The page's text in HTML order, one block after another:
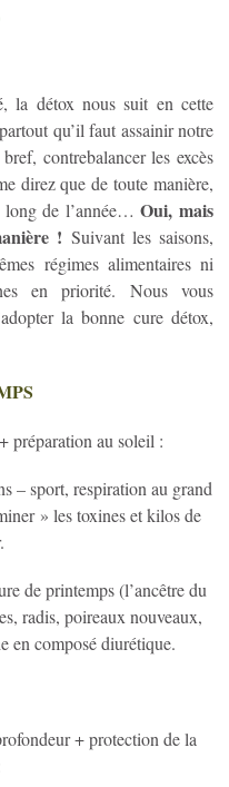
la détox nous suit en cette
qu’il faut assainir notre
contrebalancer les excès
direz que de toute manière,
long de l’année…Oui, mais
! Suivant les saisons,
régimes alimentaires ni
en priorité. Nous vous
la bonne cure détox,
préparation au soleil :
– sport, respiration au grand
» les toxines et kilos de
de printemps (l’ancêtre du
radis, poireaux nouveaux,
en composé diurétique.
+ protection de la